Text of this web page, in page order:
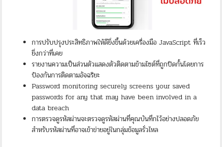
การปรับปรุงประสิทธิภาพให้ดียิ่งขึ้นด้วยเครื่องมือ JavaScript ที่เร็ว
ยิ่งกว่าที่เคย
รายงานความเป็นส่วนตัวแสดงตัวติดตามข้ามไซต์ที่ถูกปิดกั้นโดยการ
ป้องกันการติดตามอัจฉริยะ
Password monitoring securely screens your saved
passwords for any that may have been involved in a
data breach
การตรวจดูรหัสผ่านจะตรวจดูรหัสผ่านที่คุณบันทึกไว้อย่างปลอดภัย
สำหรับรหัสผ่านที่อาจเข้าข่ายอยู่ในกลุ่มข้อมูลรั่วไหล